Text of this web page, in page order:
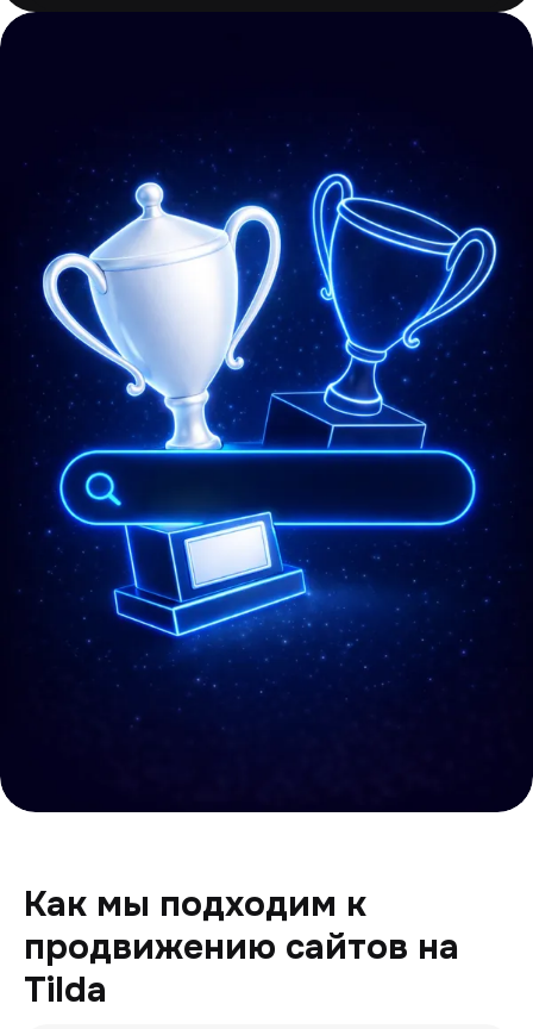
Как мы подходим к
продвижению сайтов на
Tilda